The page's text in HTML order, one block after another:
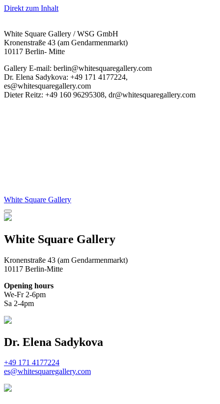
Direkt zum Inhalt
White Square Gallery / WSG GmbH
Kronenstraße 43 (am Gendarmenmarkt)
10117 Berlin- Mitte
Gallery E-mail: berlin@whitesquaregallery.com
Dr. Elena Sadykova: +49 171 4177224,
es@whitesquaregallery.com
Dieter Reitz: +49 160 96295308, dr@whitesquaregallery.com
White Square Gallery
White Square Gallery
Kronenstraße 43 (am Gendarmenmarkt)
10117 Berlin-Mitte
Opening hours
We-Fr 2-6pm
Sa 2-4pm
Dr. Elena Sadykova
+49 171 4177224
es@whitesquaregallery.com